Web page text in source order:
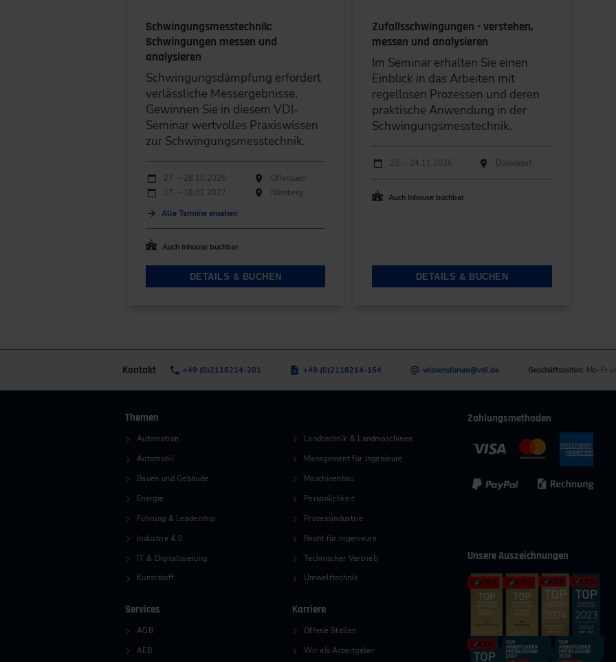
Schwingungsmesstechnik:
Schwingungen messen und
analysieren
Schwingungsdämpfung erfordert
verlässliche Messergebnisse.
Gewinnen Sie in diesem VDI-
Seminar wertvolles Praxiswissen
zur Schwingungsmesstechnik.
Durchführungen
Veranstaltungsdatum Veranstaltungsort
27. – 28.10.2026
Offenbach
17. – 18.02.2027
Nürnberg
Alle Termine ansehen
Auch Inhouse buchbar
DETAILS & BUCHEN
Zufallsschwingungen - verstehen,
messen und analysieren
Im Seminar erhalten Sie einen
Einblick in das Arbeiten mit
regellosen Prozessen und deren
praktische Anwendung in der
Schwingungsmesstechnik.
Durchführungen
Veranstaltungsdatum Veranstaltungsort
23. – 24.11.2026 Düsseldorf
Auch Inhouse buchbar
DETAILS & BUCHEN
Kontakt +49 (0)2116214-201 +49 (0)2116214-154 wissensforum@vdi.de Geschäftszeiten: Mo–Fr
Themen
Automation
Automobil
Bauen und Gebäude
Energie
Führung & Leadership
Industrie 4.0
IT & Digitalisierung
Kunststoff
Landtechnik & Landmaschinen
Management für Ingenieure
Maschinenbau
Persönlichkeit
Prozessindustrie
Recht für Ingenieure
Technischer Vertrieb
Umwelttechnik
Services
AGB
AEB
Karriere
Offene Stellen
Wir als Arbeitgeber
Zahlungsmethoden
Unsere Auszeichnungen